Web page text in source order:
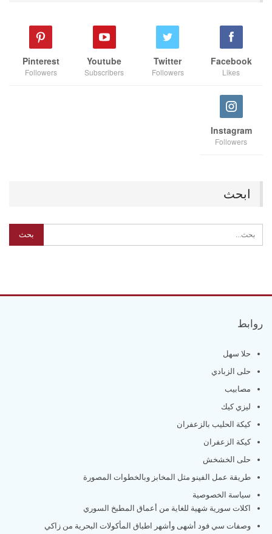
Facebook
Likes
Twitter
Followers
Youtube
Subscribers
Pinterest
Followers
Instagram
Followers
ابحث
روابط
حلا سهل
حلى الزبادي
مصابيب
ليزي كيك
كيكة الحليب بالزعفران
كيكة الزعفران
حلى الخشخش
طريقة عمل الفينو مثل المخابز وبالخطوات المصورة
سياسة الخصوصية
اكلات سورية شهية للغاية من أعماق المطبخ السوري
وصفات سي فود أشهى وأشهر اطباق المأكولات البحرية من زاكي